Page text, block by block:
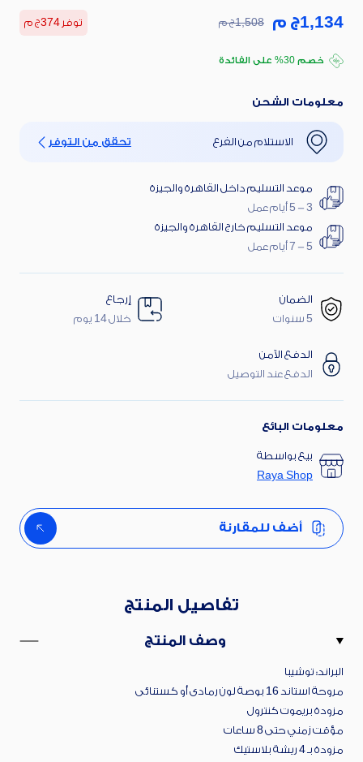
1,134ج م 1,508ج م توفر 374ج م
خصم 30% على الفائدة
خصم 30% على الفائدة
معلومات الشحن
الاستلام من الفرع تحقق من التوفر
موعد التسليم داخل القاهرة والجيزة
3 - 5 أيام عمل
موعد التسليم خارج القاهرة والجيزة
5 - 7 أيام عمل
الضمان
5 سنوات
إرجاع
خلال 14 يوم
الدفع الآمن
الدفع عند التوصيل
معلومات البائع
بيع بواسطة
Raya Shop
أضف للمقارنة
تفاصيل المنتج
وصف المنتج
البراند: توشيبا
مروحة استاند 16 بوصة لون رمادى أو كستنائى
مزودة بريموت كنترول
مؤقت زمني حتى 8 ساعات
مزودة بـ 4 ريشة بلاستيك